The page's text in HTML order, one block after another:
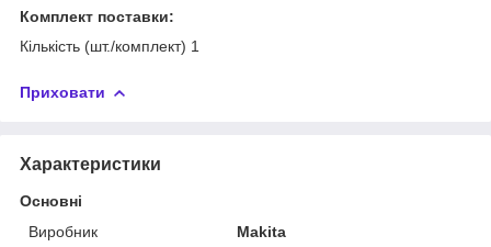
Комплект поставки:
Кількість (шт./комплект) 1
Приховати
Характеристики
Основні
Виробник
Makita